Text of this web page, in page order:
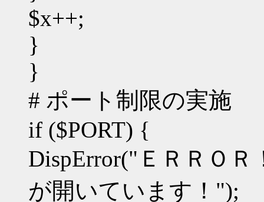
$x++;
}
}
# ポート制限の実施
if ($PORT) {
DispError("ＥＲＲＯＲ
が開いています！");